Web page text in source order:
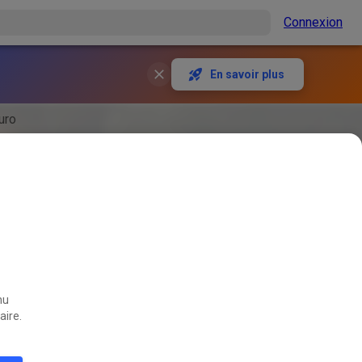
Connexion
En savoir plus